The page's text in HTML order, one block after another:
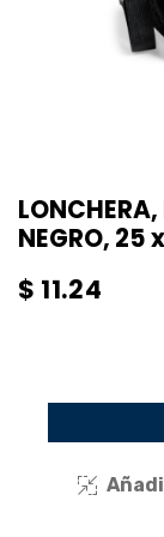
LONCHERA,
NEGRO, 25
$ 11.24